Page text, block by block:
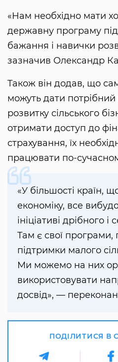
«Нам необхідно мати
державну програму
бажання і навички
зазначив Олександр
Також він додав, що
можуть дати
розвитку сільського
отримати доступ до
страхування, їх
працювати по-
«У більшості країн,
економіку, все
ініціативі дрібного
Там є свої програми,
підтримки малого
Ми можемо на них
використовувати
досвід», —
ПОДІЛИТИСЯ В